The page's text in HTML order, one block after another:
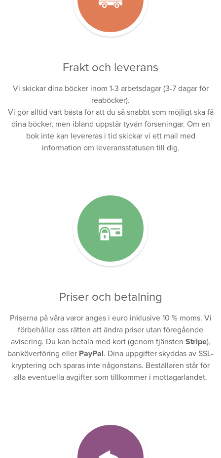
Frakt och leverans
Vi skickar dina böcker inom 1-3 arbetsdagar (3-7 dagar för
reaböcker).
Vi gör alltid vårt bästa för att du så snabbt som möjligt ska få
dina böcker, men ibland uppstår tyvärr förseningar. Om en
bok inte kan levereras i tid skickar vi ett mail med
information om leveransstatusen till dig.
Priser och betalning
Priserna på våra varor anges i euro inklusive 10 % moms. Vi
förbehåller oss rätten att ändra priser utan föregående
avisering. Du kan betala med kort (genom tjänsten Stripe),
banköverföring eller PayPal. Dina uppgifter skyddas av SSL-
kryptering och sparas inte någonstans. Beställaren står för
alla eventuella avgifter som tillkommer i mottagarlandet.